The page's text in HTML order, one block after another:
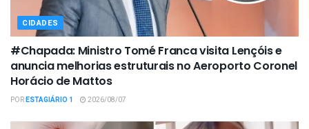
CIDADES
#Chapada: Ministro Tomé Franca visita Lençóis e
anuncia melhorias estruturais no Aeroporto Coronel
Horácio de Mattos
PORESTAGIÁRIO 1 2026/08/07